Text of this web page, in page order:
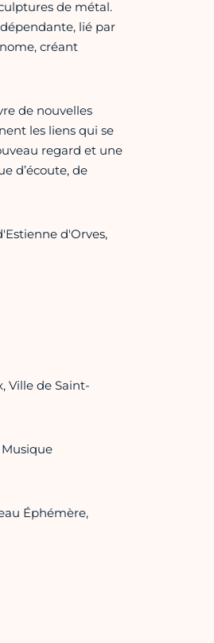
de métal.
lié par
créant
de nouvelles
les liens qui se
regard et une
d’écoute, de
d'Orves,
Ville de Saint-
Éphémère,